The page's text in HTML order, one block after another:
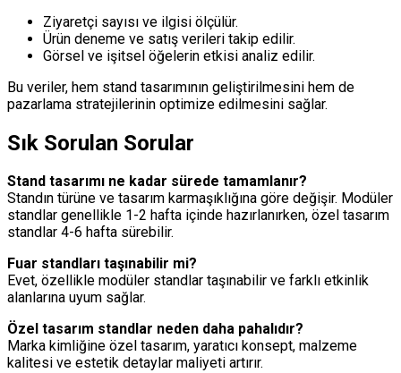
Ziyaretçi sayısı ve ilgisi ölçülür.
Ürün deneme ve satış verileri takip edilir.
Görsel ve işitsel öğelerin etkisi analiz edilir.
Bu veriler, hem stand tasarımının geliştirilmesini hem de
pazarlama stratejilerinin optimize edilmesini sağlar.
Sık Sorulan Sorular
Stand tasarımı ne kadar sürede tamamlanır?
Standın türüne ve tasarım karmaşıklığına göre değişir. Modüler
standlar genellikle 1-2 hafta içinde hazırlanırken, özel tasarım
standlar 4-6 hafta sürebilir.
Fuar standları taşınabilir mi?
Evet, özellikle modüler standlar taşınabilir ve farklı etkinlik
alanlarına uyum sağlar.
Özel tasarım standlar neden daha pahalıdır?
Marka kimliğine özel tasarım, yaratıcı konsept, malzeme
kalitesi ve estetik detaylar maliyeti artırır.